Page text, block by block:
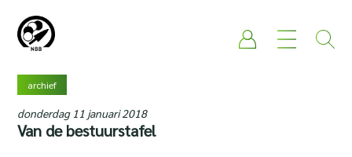
archief
donderdag 11 januari 2018
Van de bestuurstafel